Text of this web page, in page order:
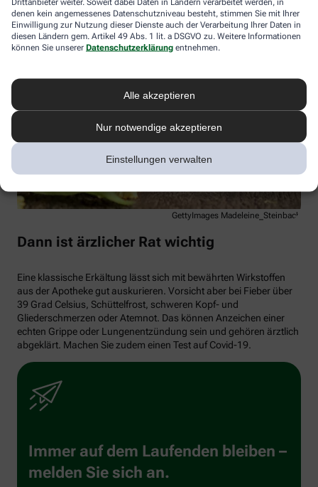
denen kein angemessenes Datenschutzniveau besteht, stimmen Sie mit Ihrer
Einwilligung zur Nutzung dieser Dienste auch der Verarbeitung Ihrer Daten in
diesen Ländern gem. Artikel 49 Abs. 1 lit. a DSGVO zu. Weitere Informationen
können Sie unserer Datenschutzerklärung entnehmen.
Alle akzeptieren
Nur notwendige akzeptieren
Einstellungen verwalten
GettyImages Madeleine_Steinbach
Dann ist ärzlicher Rat wichtig
Eine klassische Erkältung lässt sich mit bewährten Wirkstoffen
aus der Apotheke gut auskurieren. Vorsicht aber bei Fieber über
39 Grad Celsius, Schüttelfrost, schweren Kopf- und
Gliederschmerzen oder Atemnot. Das können Anzeichen einer
echten Grippe oder Lungenentzündung sein und gehören ärztlich
abgeklärt. Machen Sie zudem einen Test auf Covid-19.
Immer auf dem Laufenden bleiben –
melden Sie sich an.